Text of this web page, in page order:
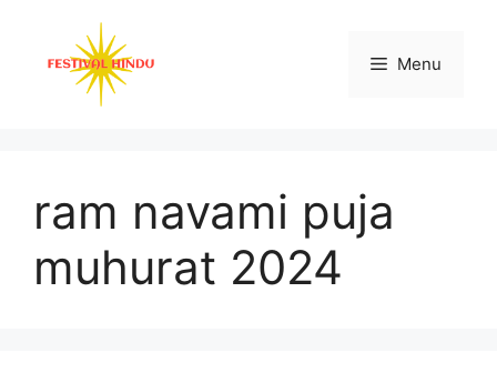
content
Menu
ram navami puja
muhurat 2024